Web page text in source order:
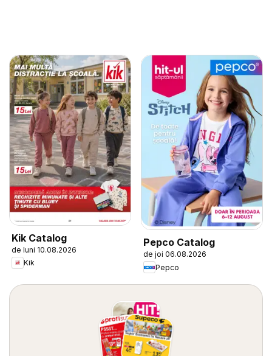
Kik Catalog
de luni 10.08.2026
Kik
Pepco Catalog
de joi 06.08.2026
Pepco